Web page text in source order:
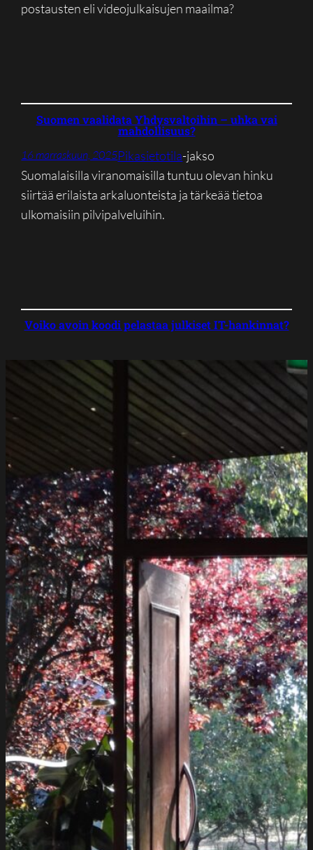
postausten eli videojulkaisujen maailma?
Suomen vaalidata Yhdysvaltoihin – uhka vai
mahdollisuus?
16 marraskuun, 2025Pikasietotila-jakso
Suomalaisilla viranomaisilla tuntuu olevan hinku
siirtää erilaista arkaluonteista ja tärkeää tietoa
ulkomaisiin pilvipalveluihin.
Voiko avoin koodi pelastaa julkiset IT-hankinnat?